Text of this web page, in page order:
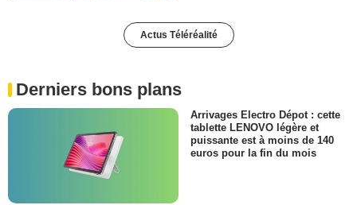
Actus Téléréalité
Derniers bons plans
Arrivages Electro Dépot : cette
tablette LENOVO légère et
puissante est à moins de 140
euros pour la fin du mois